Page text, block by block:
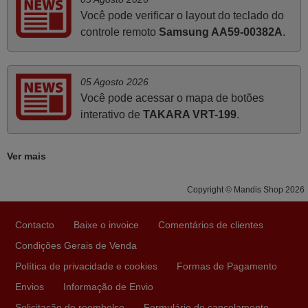
produto e este site.
João,
Ótimo produto!! Não precisa fazer nenhuma
Bom dia. Estou extremamente satisfeita com o comando
e seu funcionamento perfeito, a rapidez na entrega e a
vossa eficiência no processo. Gostaria de salientar que
como usar o comando sem usar por marca mas
Você pode verificar o layout do teclado do
controle remoto Samsung AA59-00382A.
05 Agosto 2026
Você pode acessar o mapa de botões
interativo de TAKARA VRT-199.
Ver mais
Copyright © Mandis Shop 2026
Contacto Baixe o invoice
Comentários de clientes
Condições Gerais de Venda
Política de privacidade e cookies
Formas de Pagamento
Envios
Informação de Envio